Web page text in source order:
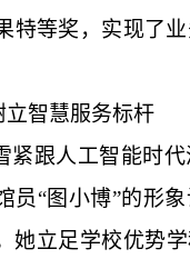
特等奖，实现了
智慧服务标杆
紧跟人工智能时
员“图小博”的形
她立足学校优势